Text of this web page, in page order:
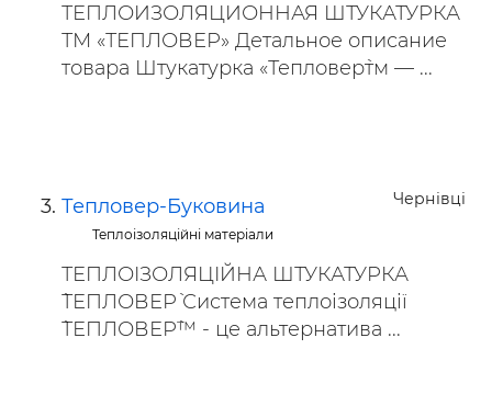
ТЕПЛОИЗОЛЯЦИОННАЯ ШТУКАТУРКА
ТМ «ТЕПЛОВЕР» Детальное описание
товара Штукатурка «Тепловер`тм — ...
Чернівці
Тепловер-Буковина
Теплоізоляційні матеріали
ТЕПЛОІЗОЛЯЦІЙНА ШТУКАТУРКА
`ТЕПЛОВЕР` Система теплоізоляції
`ТЕПЛОВЕР`™ - це альтернатива ...